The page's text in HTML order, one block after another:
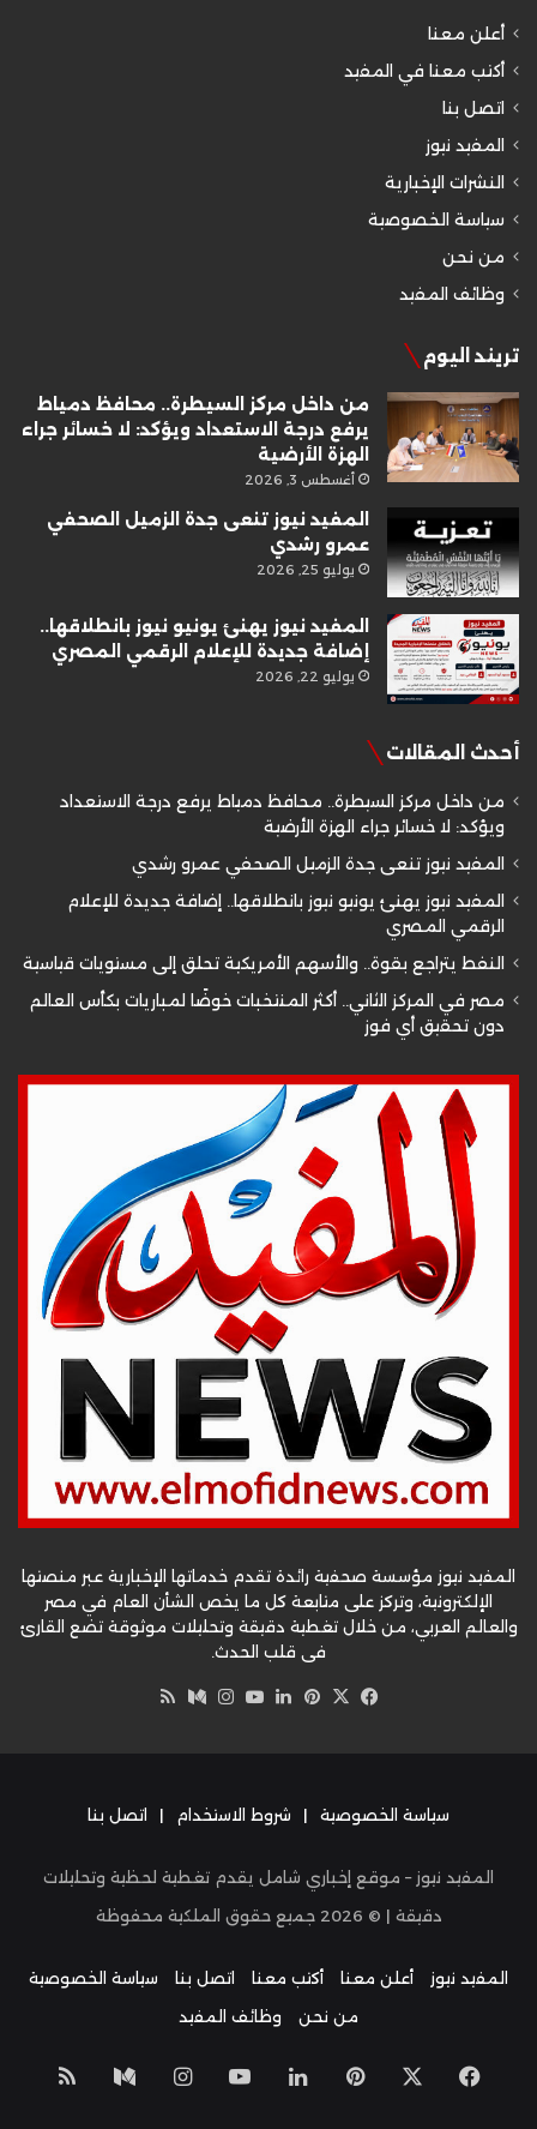
أعلن معنا
أكتب معنا في المفيد
اتصل بنا
المفيد نيوز
النشرات الإخبارية
سياسة الخصوصية
من نحن
وظائف المفيد
تريند اليوم
من داخل مركز السيطرة.. محافظ دمياط
يرفع درجة الاستعداد ويؤكد: لا خسائر جراء
الهزة الأرضية
أغسطس 3, 2026
المفيد نيوز تنعى جدة الزميل الصحفي
عمرو رشدي
يوليو 25, 2026
المفيد نيوز يهنئ يونيو نيوز بانطلاقها..
إضافة جديدة للإعلام الرقمي المصري
يوليو 22, 2026
أحدث المقالات
من داخل مركز السيطرة.. محافظ دمياط يرفع درجة الاستعداد
ويؤكد: لا خسائر جراء الهزة الأرضية
المفيد نيوز تنعى جدة الزميل الصحفي عمرو رشدي
المفيد نيوز يهنئ يونيو نيوز بانطلاقها.. إضافة جديدة للإعلام
الرقمي المصري
النفط يتراجع بقوة.. والأسهم الأمريكية تحلق إلى مستويات قياسية
مصر في المركز الثاني.. أكثر المنتخبات خوضًا لمباريات بكأس العالم
دون تحقيق أي فوز
المفيد نيوز مؤسسة صحفية رائدة تقدم خدماتها الإخبارية عبر منصتها
الإلكترونية، وتركز على متابعة كل ما يخص الشأن العام في مصر
والعالم العربي، من خلال تغطية دقيقة وتحليلات موثوقة تضع القارئ
في قلب الحدث.
فيسبوك
‫X بينتيريست
لينكدإن‫YouTube
انستقرام
وسط
سياسة الخصوصية | شروط الاستخدام | اتصل بنا
المفيد نيوز – موقع إخباري شامل يقدم تغطية لحظية وتحليلات
دقيقة | © 2026 جميع حقوق الملكية محفوظة
المفيد نيوز أعلن معنا أكتب معنا اتصل بنا
سياسة الخصوصية
من نحن
وظائف المفيد
فيسبوك بينتيريست
لينكدإن‫YouTube
انستقراموسط